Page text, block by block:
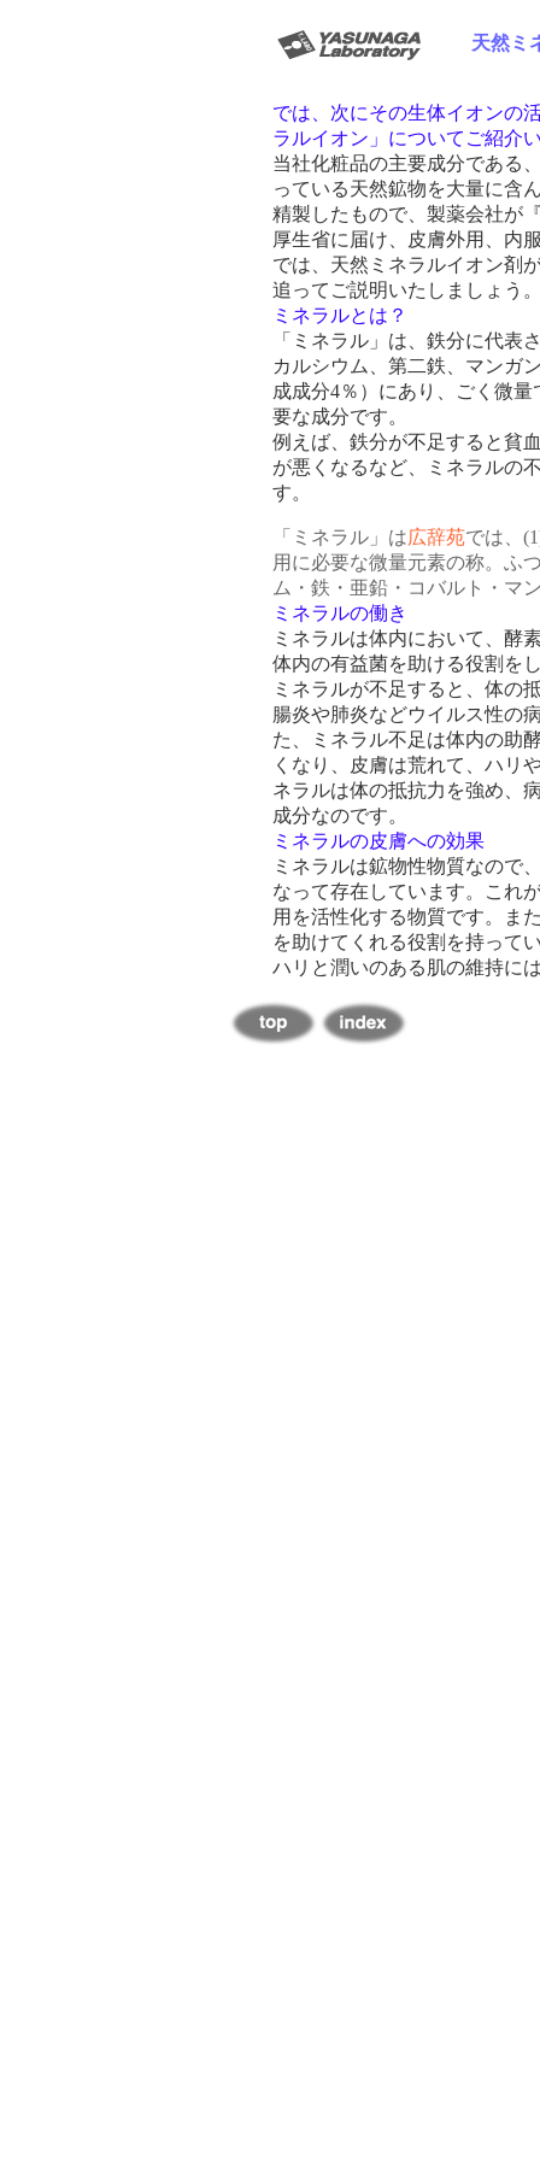
天然ミ
では、次にその生体イオンの
ラルイオン」についてご紹介
当社化粧品の主要成分である
っている天然鉱物を大量に含
精製したもので、製薬会社が
厚生省に届け、皮膚外用、内
では、天然ミネラルイオン剤
追ってご説明いたしましょう
ミネラルとは？
「ミネラル」は、鉄分に代表
カルシウム、第二鉄、マンガ
成成分4％）にあり、ごく微
要な成分です。
例えば、鉄分が不足すると貧
が悪くなるなど、ミネラルの
す。
「ミネラル」は広辞苑では、
用に必要な微量元素の称。ふ
ム・鉄・亜鉛・コバルト・マ
ミネラルの働き
ミネラルは体内において、酵
体内の有益菌を助ける役割を
ミネラルが不足すると、体の
腸炎や肺炎などウイルス性の
た、ミネラル不足は体内の助
くなり、皮膚は荒れて、ハリ
ネラルは体の抵抗力を強め、
成分なのです。
ミネラルの皮膚への効果
ミネラルは鉱物性物質なので
なって存在しています。これ
用を活性化する物質です。ま
を助けてくれる役割を持って
ハリと潤いのある肌の維持に